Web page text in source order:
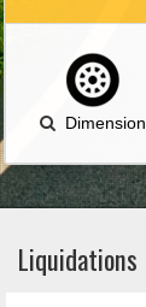
Dimension
Liquidations